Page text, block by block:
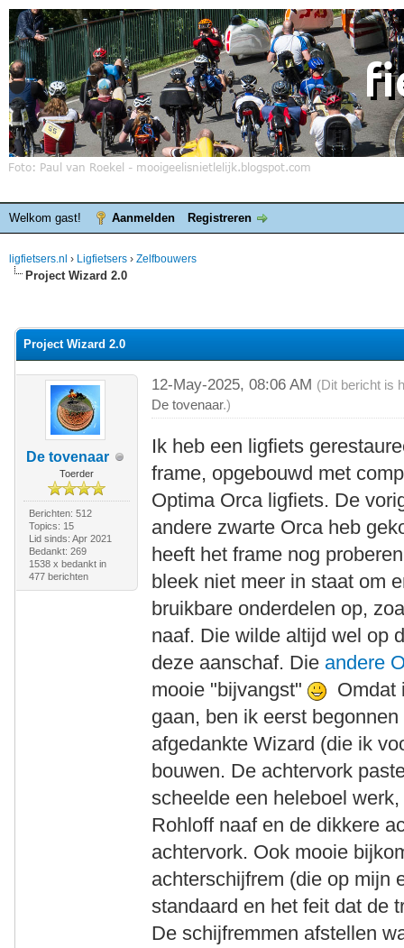
Welkom gast! Aanmelden Registreren
ligfietsers.nl › Ligfietsers › Zelfbouwers
Project Wizard 2.0
Project Wizard 2.0
De tovenaar
Toerder
Berichten: 512
Topics: 15
Lid sinds: Apr 2021
Bedankt: 269
1538 x bedankt in
477 berichten
12-May-2025, 08:06 AM (Dit bericht is
De tovenaar.)
Ik heb een ligfiets
frame, opgebouwd met
Optima Orca ligfiets. De
andere zwarte Orca heb
heeft het frame nog
bleek niet meer in staat om
bruikbare onderdelen op,
naaf. Die wilde altijd wel op
deze aanschaf. Die andere
mooie "bijvangst"
Omdat
gaan, ben ik eerst
afgedankte Wizard (die ik
bouwen. De achtervork
scheelde een heleboel
Rohloff naaf en de dikkere
achtervork. Ook mooie
achterschijfrem (die op mijn
standaard en het feit dat de
De schijfremmen afstellen